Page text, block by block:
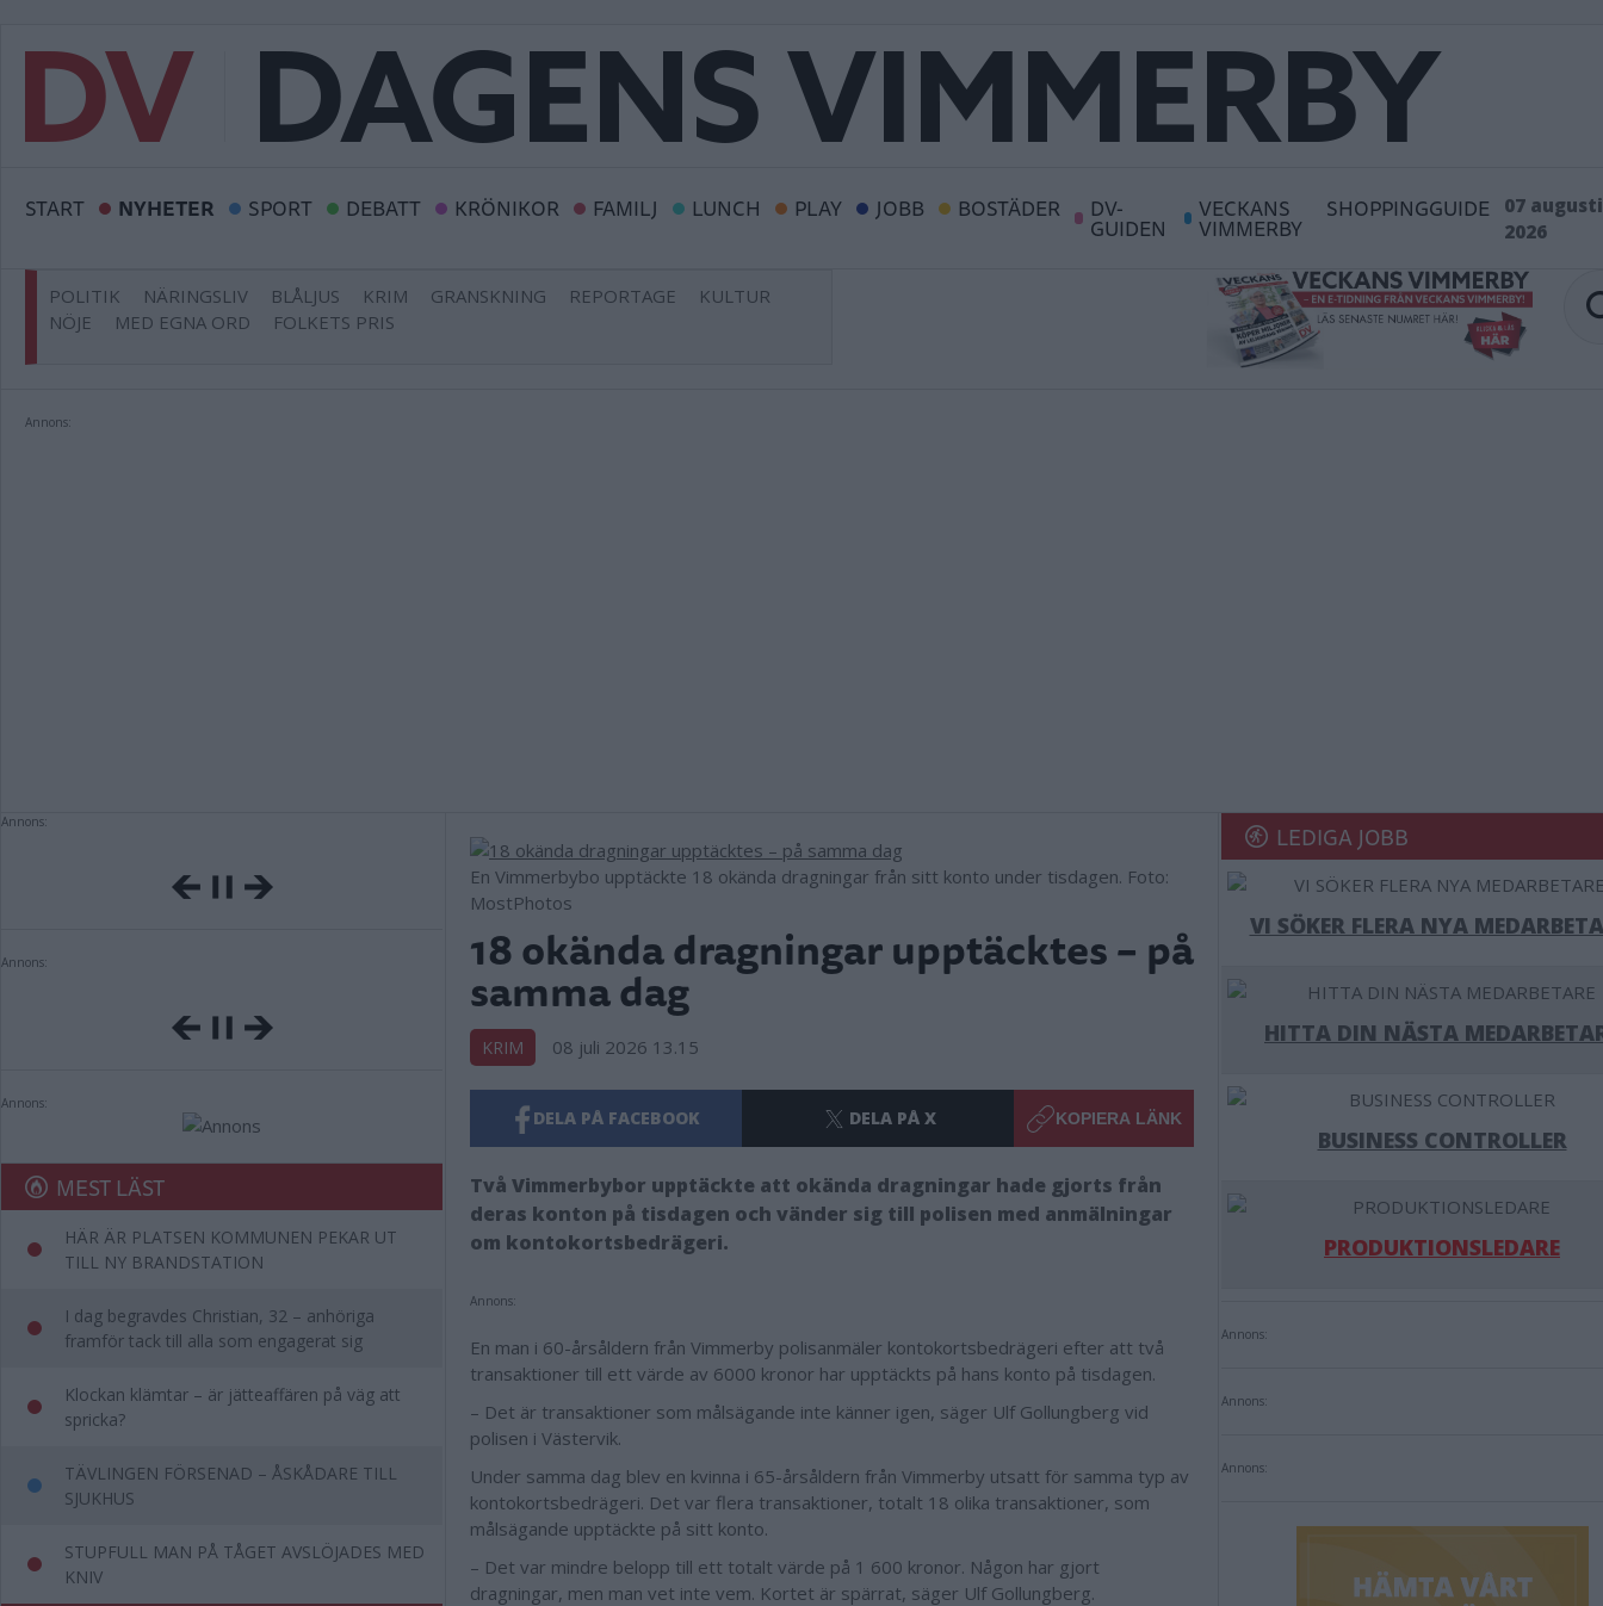
START NYHETER SPORT DEBATT KRÖNIKOR FAMILJ LUNCH PLAY JOBB BOSTÄDER DV-
GUIDEN
VECKANS
VIMMERBY
SHOPPINGGUIDE
07 augusti
2026
POLITIK NÄRINGSLIV BLÅLJUS KRIM GRANSKNING REPORTAGE
KULTUR
NÖJE
MED EGNA ORD FOLKETS PRIS
Annons:
Annons:
Annons:
Annons:
MEST LÄST
HÄR ÄR PLATSEN KOMMUNEN PEKAR UT
TILL NY BRANDSTATION
I dag begravdes Christian, 32 – anhöriga
framför tack till alla som engagerat sig
Klockan klämtar – är jätteaffären på väg att
spricka?
TÄVLINGEN FÖRSENAD – ÅSKÅDARE TILL
SJUKHUS
STUPFULL MAN PÅ TÅGET AVSLÖJADES MED
KNIV
En Vimmerbybo upptäckte 18 okända dragningar från sitt konto under tisdagen. Foto:
MostPhotos
18 okända dragningar upptäcktes – på
samma dag
KRIM 08 juli 2026 13.15
DELA PÅ FACEBOOK DELA PÅ X KOPIERA LÄNK
Två Vimmerbybor upptäckte att okända dragningar hade gjorts från
deras konton på tisdagen och vänder sig till polisen med anmälningar
om kontokortsbedrägeri.
Annons:
En man i 60-årsåldern från Vimmerby polisanmäler kontokortsbedrägeri efter att två
transaktioner till ett värde av 6000 kronor har upptäckts på hans konto på tisdagen.
– Det är transaktioner som målsägande inte känner igen, säger Ulf Gollungberg vid
polisen i Västervik.
Under samma dag blev en kvinna i 65-årsåldern från Vimmerby utsatt för samma typ av
kontokortsbedrägeri. Det var flera transaktioner, totalt 18 olika transaktioner, som
målsägande upptäckte på sitt konto.
– Det var mindre belopp till ett totalt värde på 1 600 kronor. Någon har gjort
dragningar, men man vet inte vem. Kortet är spärrat, säger Ulf Gollungberg.
LEDIGA JOBB
VI SÖKER FLERA NYA
HITTA DIN NÄSTA
BUSINESS CONTROLLER
PRODUKTIONSLEDARE
Annons:
Annons:
Annons: